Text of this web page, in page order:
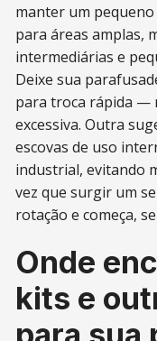
manter um pequeno
para áreas amplas,
intermediárias e
Deixe sua
para troca rápida —
excessiva. Outra
escovas de uso
industrial, evitando
vez que surgir um
rotação e começa,
Onde
kits e